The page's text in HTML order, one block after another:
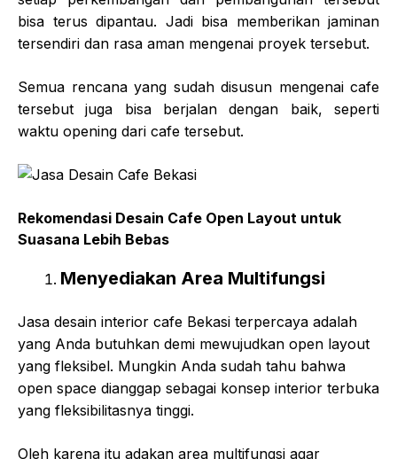
bisa terus dipantau. Jadi bisa memberikan jaminan
tersendiri dan rasa aman mengenai proyek tersebut.
Semua rencana yang sudah disusun mengenai cafe
tersebut juga bisa berjalan dengan baik, seperti
waktu opening dari cafe tersebut.
Rekomendasi Desain Cafe Open Layout untuk
Suasana Lebih Bebas
Menyediakan Area Multifungsi
Jasa desain interior cafe Bekasi terpercaya adalah
yang Anda butuhkan demi mewujudkan open layout
yang fleksibel. Mungkin Anda sudah tahu bahwa
open space dianggap sebagai konsep interior terbuka
yang fleksibilitasnya tinggi.
Oleh karena itu adakan area multifungsi agar